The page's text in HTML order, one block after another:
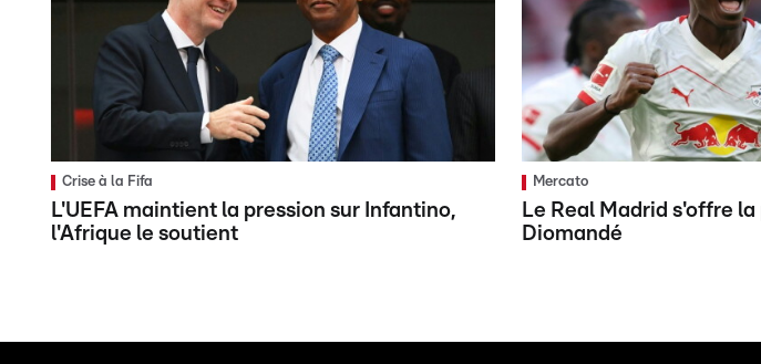
Crise à la Fifa
L'UEFA maintient la pression sur Infantino,
l'Afrique le soutient
Mercato
Le Real Madrid s'offre
Diomandé